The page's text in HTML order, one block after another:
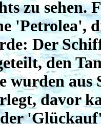
zu sehen.
'Petrolea',
Der
den
wurden
davor